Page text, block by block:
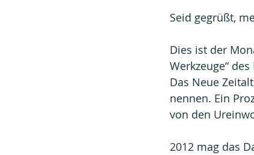
Seid gegrüßt,
Dies ist der
Werkzeuge“
Das Neue
nennen. Ein
von den
2012 mag das